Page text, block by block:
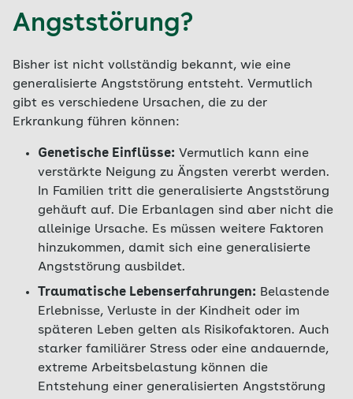
Angststörung?
Bisher ist nicht vollständig bekannt, wie eine
generalisierte Angststörung entsteht. Vermutlich
gibt es verschiedene Ursachen, die zu der
Erkrankung führen können:
Genetische Einflüsse: Vermutlich kann eine
verstärkte Neigung zu Ängsten vererbt werden.
In Familien tritt die generalisierte Angststörung
gehäuft auf. Die Erbanlagen sind aber nicht die
alleinige Ursache. Es müssen weitere Faktoren
hinzukommen, damit sich eine generalisierte
Angststörung ausbildet.
Traumatische Lebenserfahrungen: Belastende
Erlebnisse, Verluste in der Kindheit oder im
späteren Leben gelten als Risikofaktoren. Auch
starker familiärer Stress oder eine andauernde,
extreme Arbeitsbelastung können die
Entstehung einer generalisierten Angststörung